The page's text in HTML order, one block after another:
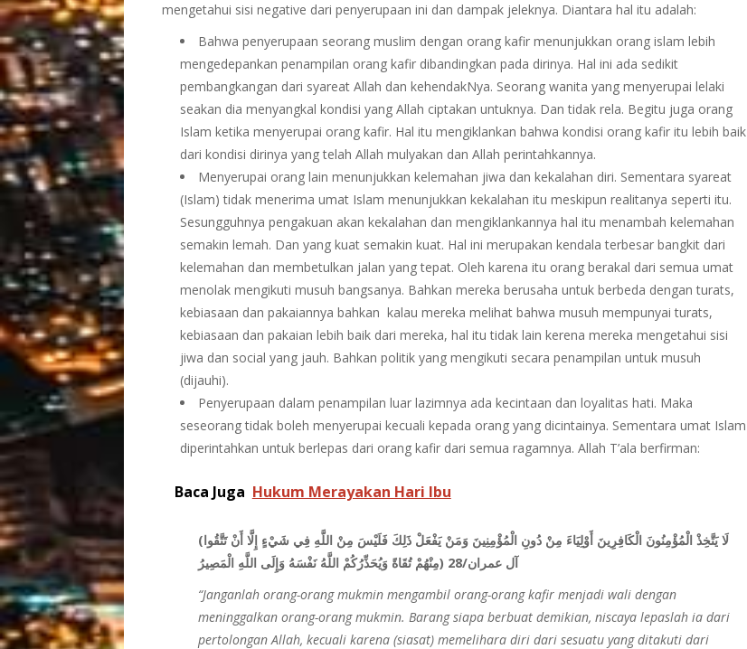
mengetahui sisi negative dari penyerupaan ini dan dampak jeleknya. Diantara hal itu adalah:
Bahwa penyerupaan seorang muslim dengan orang kafir menunjukkan orang islam lebih
mengedepankan penampilan orang kafir dibandingkan pada dirinya. Hal ini ada sedikit
pembangkangan dari syareat Allah dan kehendakNya. Seorang wanita yang menyerupai lelaki
seakan dia menyangkal kondisi yang Allah ciptakan untuknya. Dan tidak rela. Begitu juga orang
Islam ketika menyerupai orang kafir. Hal itu mengiklankan bahwa kondisi orang kafir itu lebih baik
dari kondisi dirinya yang telah Allah mulyakan dan Allah perintahkannya.
Menyerupai orang lain menunjukkan kelemahan jiwa dan kekalahan diri. Sementara syareat
(Islam) tidak menerima umat Islam menunjukkan kekalahan itu meskipun realitanya seperti itu.
Sesungguhnya pengakuan akan kekalahan dan mengiklankannya hal itu menambah kelemahan
semakin lemah. Dan yang kuat semakin kuat. Hal ini merupakan kendala terbesar bangkit dari
kelemahan dan membetulkan jalan yang tepat. Oleh karena itu orang berakal dari semua umat
menolak mengikuti musuh bangsanya. Bahkan mereka berusaha untuk berbeda dengan turats,
kebiasaan dan pakaiannya bahkan kalau mereka melihat bahwa musuh mempunyai turats,
kebiasaan dan pakaian lebih baik dari mereka, hal itu tidak lain kerena mereka mengetahui sisi
jiwa dan social yang jauh. Bahkan politik yang mengikuti secara penampilan untuk musuh
(dijauhi).
Penyerupaan dalam penampilan luar lazimnya ada kecintaan dan loyalitas hati. Maka
seseorang tidak boleh menyerupai kecuali kepada orang yang dicintainya. Sementara umat Islam
diperintahkan untuk berlepas dari orang kafir dari semua ragamnya. Allah T’ala berfirman:
Baca Juga Hukum Merayakan Hari Ibu
(لَا يَتَّخِذْ الْمُؤْمِنُونَ الْكَافِرِينَ أَوْلِيَاءَ مِنْ دُونِ الْمُؤْمِنِينَ وَمَنْ يَفْعَلْ ذَلِكَ فَلَيْسَ مِنْ اللَّهِ فِي شَيْءٍ إِلَّا أَنْ تَتَّقُوا
مِنْهُمْ تُقَاةً وَيُحَذِّرُكُمْ اللَّهُ نَفْسَهُ وَإِلَى اللَّهِ الْمَصِيرُ) آل عمران/28
“Janganlah orang-orang mukmin mengambil orang-orang kafir menjadi wali dengan
meninggalkan orang-orang mukmin. Barang siapa berbuat demikian, niscaya lepaslah ia dari
pertolongan Allah, kecuali karena (siasat) memelihara diri dari sesuatu yang ditakuti dari